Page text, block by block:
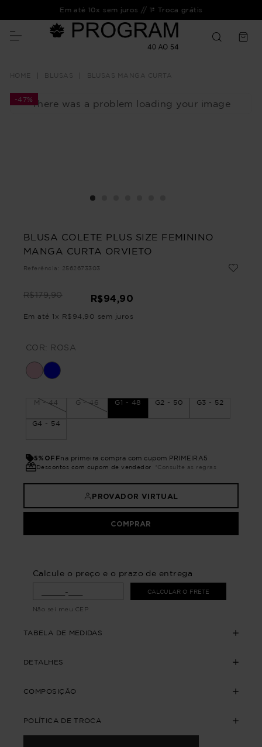
Em até 10x sem juros // 1ª Troca grátis
BLUSAS BLUSAS MANGA CURTA
There was a problem loading your image
-47%
BLUSA COLETE PLUS SIZE FEMININO
MANGA CURTA ORVIETO
Referência : 2562673303
R$179,90 R$94,90
Em até 1 x R$ 94 90 sem juros
COR: ROSA
M - 44 G - 46 G1 - 48 G2 - 50 G3 - 52
G4 - 54
5%OFFna primeira compra com cupom PRIMEIRA5
Descontos com cupom de vendedor *Consulte as regras
PROVADOR VIRTUAL
COMPRAR
Calcule o preço e o prazo de entrega
CALCULAR O FRETE
Não sei meu CEP
TABELA DE MEDIDAS
DETALHES
COMPOSIÇÃO
POLÍTICA DE TROCA